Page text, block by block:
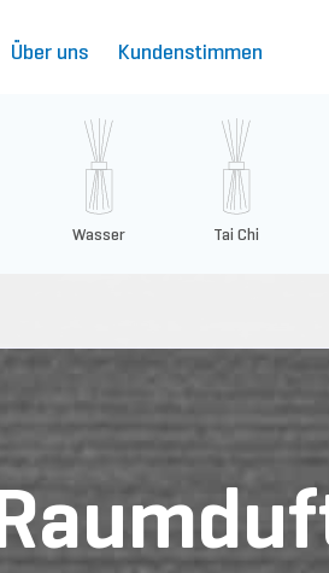
Über uns Kundenstimmen
Wasser Tai Chi